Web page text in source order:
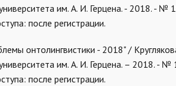
им. А. И. Герцена. - 2018. - №
после регистрации.
онтолингвистики - 2018" /
им. А. И. Герцена. – 2018. -
после регистрации.